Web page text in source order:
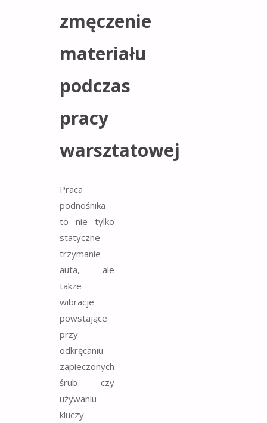
zmęczenie
materiału
podczas
pracy
warsztatowej
Praca
podnośnika
to nie tylko
statyczne
trzymanie
auta, ale
także
wibracje
powstające
przy
odkręcaniu
zapieczonych
śrub czy
używaniu
kluczy